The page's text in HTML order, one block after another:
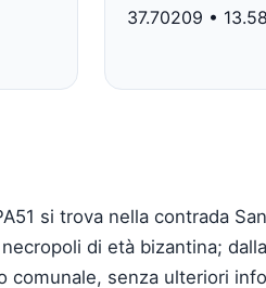
37.70209 •
si trova nella contrada
di età bizantina;
comunale, senza ulteriori